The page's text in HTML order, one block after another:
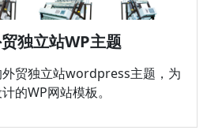
独立站WP主题
贸独立站wordpress主题，为
的WP网站模板。